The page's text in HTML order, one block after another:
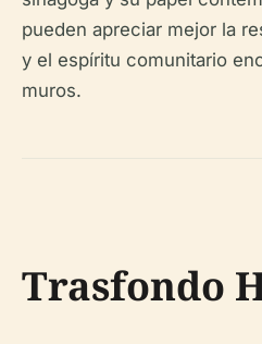
pueden apreciar mejor la
y el espíritu comunitario
muros.
Trasfondo